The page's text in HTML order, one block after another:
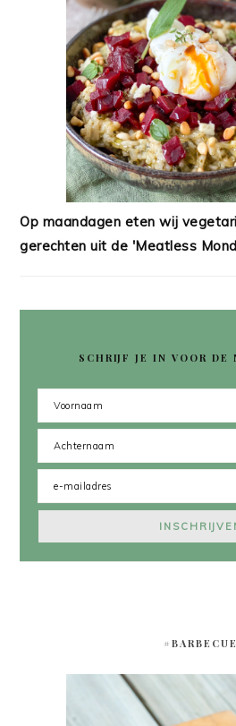
Op maandagen eten wij
gerechten uit de 'Meatless
SCHRIJF JE IN VOOR DE
#BARBECUE